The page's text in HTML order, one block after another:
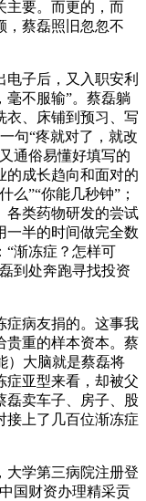
主要。而更的，而
，蔡磊照旧忽忽不
子后，又入职安利
毫不服输”。蔡磊躺
衣、床铺到预习、写
句“疼就对了，就改
通俗易懂好填写的
的成长趋向和面对的
么”“你能几秒钟”；
各类药物研发的尝试
一半的时间做完全数
“渐冻症？怎样可
到处奔跑寻找投资
病友捐的。这事我
贵重的样本资本。蔡
）大脑就是蔡磊将
症亚型来看，却被父
磊卖车子、房子、股
接上了几百位渐冻症
学第三病院注册登
国财资办理精采贡